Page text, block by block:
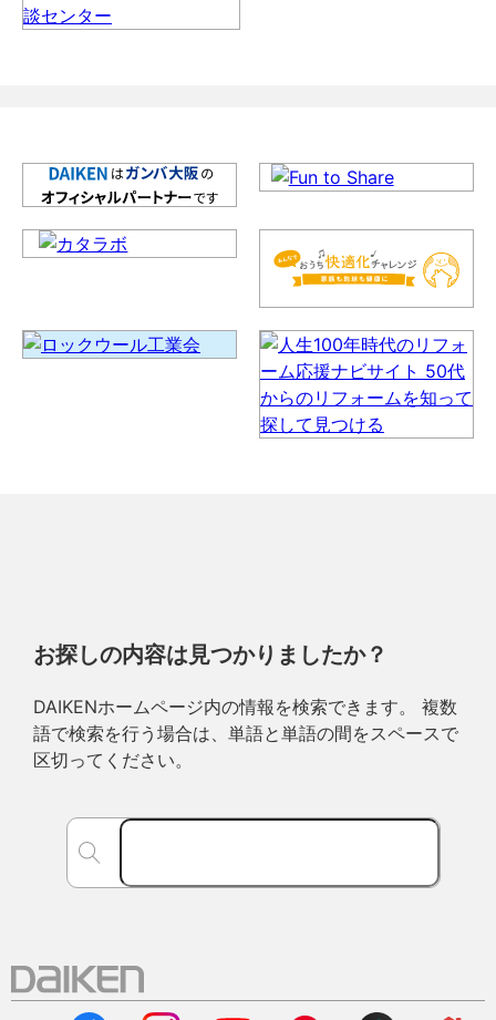
お探しの内容は見つかりましたか？
DAIKENホームページ内の情報を検索できます。 複数
語で検索を行う場合は、単語と単語の間をスペースで
区切ってください。